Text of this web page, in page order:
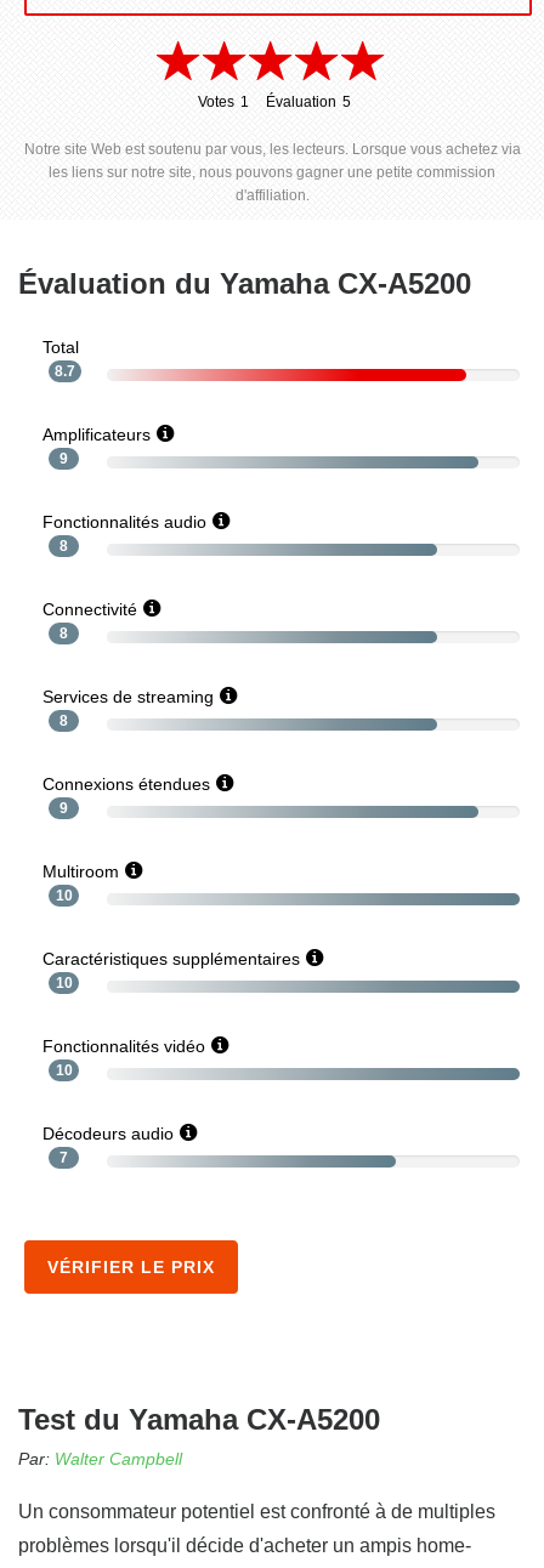
Votes 1
Évaluation 5
Notre site Web est soutenu par vous, les lecteurs. Lorsque vous achetez via
les liens sur notre site, nous pouvons gagner une petite commission
d'affiliation.
Évaluation du Yamaha CX-A5200
Total
8.7
Amplificateurs
9
Fonctionnalités audio
8
Connectivité
8
Services de streaming
8
Connexions étendues
9
Multiroom
10
Caractéristiques supplémentaires
10
Fonctionnalités vidéo
10
Décodeurs audio
7
VÉRIFIER LE PRIX
Test du Yamaha CX-A5200
Par: Walter Campbell
Un consommateur potentiel est confronté à de multiples
problèmes lorsqu'il décide d'acheter un ampis home-